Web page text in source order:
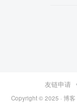
友链申请
Copyright © 2025 · 博客